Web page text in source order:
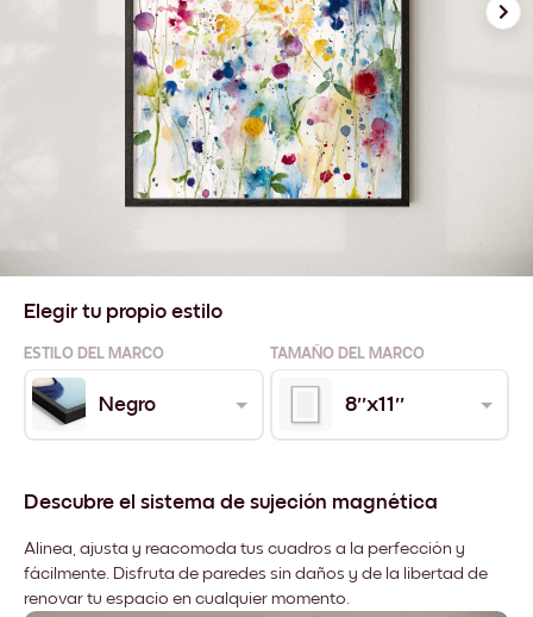
Elegir tu propio estilo
ESTILO DEL MARCO TAMAÑO DEL MARCO
Negro 8''x11''
Descubre el sistema de sujeción magnética
Alinea, ajusta y reacomoda tus cuadros a la perfección y
fácilmente. Disfruta de paredes sin daños y de la libertad de
renovar tu espacio en cualquier momento.